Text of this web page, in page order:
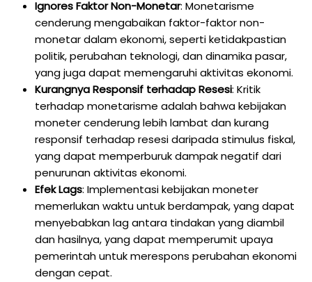
Ignores Faktor Non-Monetar: Monetarisme
cenderung mengabaikan faktor-faktor non-
monetar dalam ekonomi, seperti ketidakpastian
politik, perubahan teknologi, dan dinamika pasar,
yang juga dapat memengaruhi aktivitas ekonomi.
Kurangnya Responsif terhadap Resesi: Kritik
terhadap monetarisme adalah bahwa kebijakan
moneter cenderung lebih lambat dan kurang
responsif terhadap resesi daripada stimulus fiskal,
yang dapat memperburuk dampak negatif dari
penurunan aktivitas ekonomi.
Efek Lags: Implementasi kebijakan moneter
memerlukan waktu untuk berdampak, yang dapat
menyebabkan lag antara tindakan yang diambil
dan hasilnya, yang dapat memperumit upaya
pemerintah untuk merespons perubahan ekonomi
dengan cepat.